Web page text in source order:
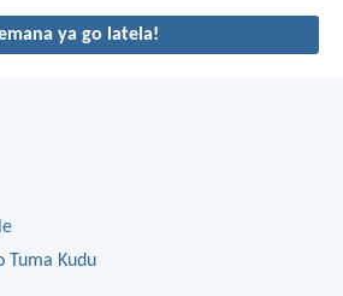
ya go latela!
Tuma Kudu